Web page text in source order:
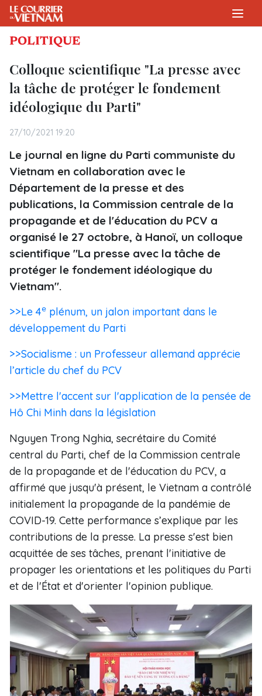
POLITIQUE
Colloque scientifique "La presse avec
la tâche de protéger le fondement
idéologique du Parti"
27/10/2021 19:20
Le journal en ligne du Parti communiste du
Vietnam en collaboration avec le
Département de la presse et des
publications, la Commission centrale de la
propagande et de l'éducation du PCV a
organisé le 27 octobre, à Hanoï, un colloque
scientifique "La presse avec la tâche de
protéger le fondement idéologique du
Vietnam".
>>Le 4e plénum, un jalon important dans le
développement du Parti
>>Socialisme : un Professeur allemand apprécie
l’article du chef du PCV
>>Mettre l'accent sur l'application de la pensée de
Hô Chi Minh dans la législation
Nguyen Trong Nghia, secrétaire du Comité
central du Parti, chef de la Commission centrale
de la propagande et de l'éducation du PCV, a
affirmé que jusqu'à présent, le Vietnam a contrôlé
initialement la propagande de la pandémie de
COVID-19. Cette performance s’explique par les
contributions de la presse. La presse s'est bien
acquittée de ses tâches, prenant l'initiative de
propager les orientations et les politiques du Parti
et de l'État et d'orienter l'opinion publique.